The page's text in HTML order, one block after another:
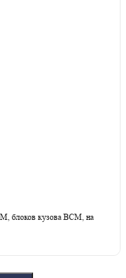
блоков кузова BCM, на